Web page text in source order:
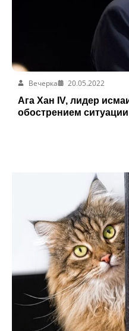
Вечерка
20.05.2022
Ага Хан IV, лидер
обострением